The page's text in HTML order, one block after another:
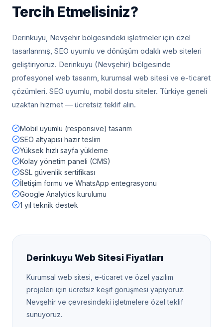
Tercih Etmelisiniz?
Derinkuyu, Nevşehir bölgesindeki işletmeler için özel
tasarlanmış, SEO uyumlu ve dönüşüm odaklı web siteleri
geliştiriyoruz. Derinkuyu (Nevşehir) bölgesinde
profesyonel web tasarım, kurumsal web sitesi ve e-ticaret
çözümleri. SEO uyumlu, mobil dostu siteler. Türkiye geneli
uzaktan hizmet — ücretsiz teklif alın.
Mobil uyumlu (responsive) tasarım
SEO altyapısı hazır teslim
Yüksek hızlı sayfa yükleme
Kolay yönetim paneli (CMS)
SSL güvenlik sertifikası
İletişim formu ve WhatsApp entegrasyonu
Google Analytics kurulumu
1 yıl teknik destek
DerinkuyuWeb Sitesi Fiyatları
Kurumsal web sitesi, e-ticaret ve özel yazılım
projeleri için ücretsiz keşif görüşmesi yapıyoruz.
Nevşehir ve çevresindeki işletmelere özel teklif
sunuyoruz.